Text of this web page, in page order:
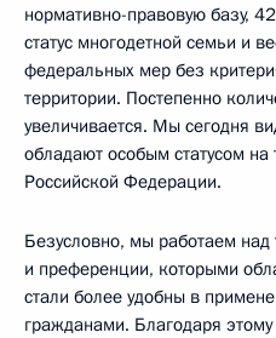
нормативно-правовую базу,
статус многодетной семьи и
федеральных мер без
территории. Постепенно
увеличивается. Мы сегодня
обладают особым статусом на
Российской Федерации.
Безусловно, мы работаем над
и преференции, которыми
стали более удобны в
гражданами. Благодаря